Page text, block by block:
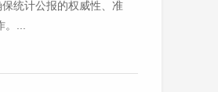
统计公报的权威性、准
...